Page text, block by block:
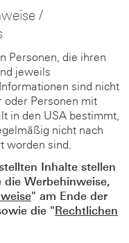
/
Personen, die ihren
jeweils
sind nicht
oder Personen mit
in den USA bestimmt,
nicht nach
worden sind.
Inhalte stellen
Werbehinweise,
" am Ende der
die "Rechtlichen